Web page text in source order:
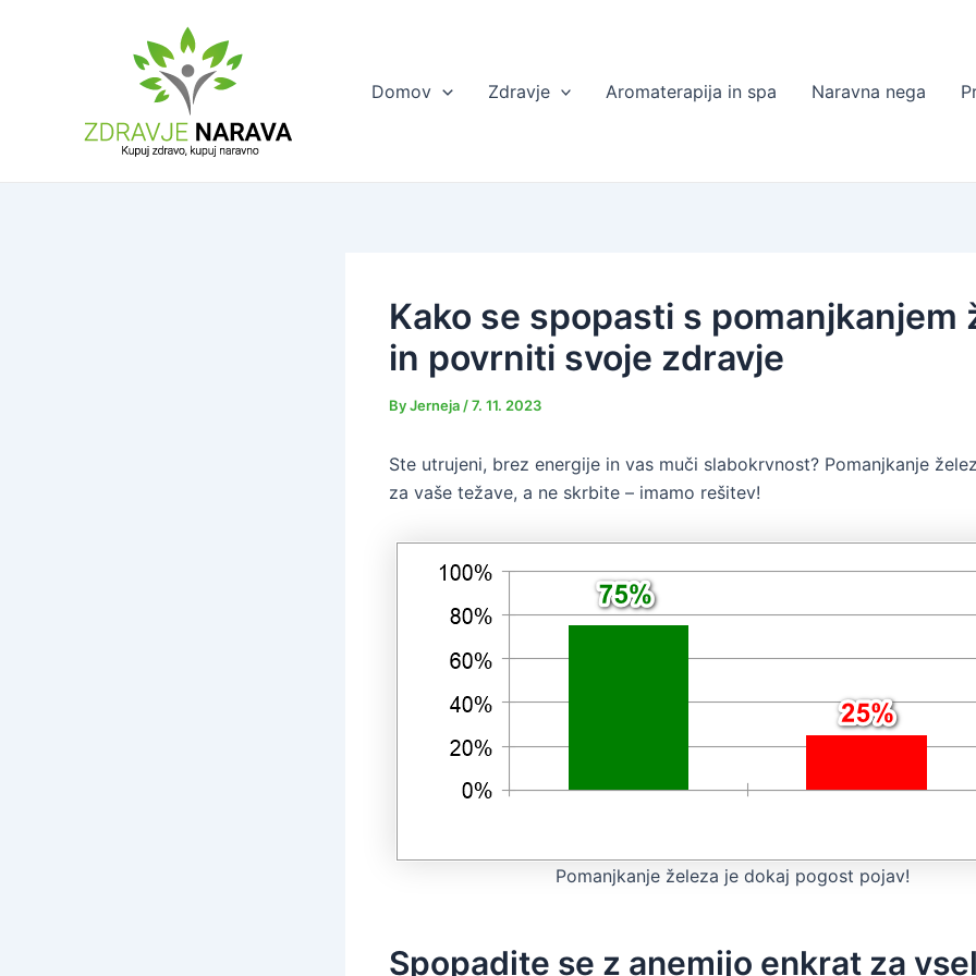
Domov
Zdravje Aromaterapija in spa Naravna nega
Kako se spopasti s pomanjkanjem
in povrniti svoje zdravje
ByJerneja /7. 11. 2023
Ste utrujeni, brez energije in vas muči slabokrvnost? Pomanjkanje
za vaše težave, a ne skrbite – imamo rešitev!
Pomanjkanje železa je dokaj pogost pojav!
Spopadite se z anemijo enkrat za